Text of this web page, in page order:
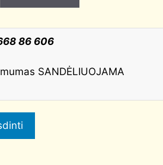
86 606
SANDĖLIUOJAMA